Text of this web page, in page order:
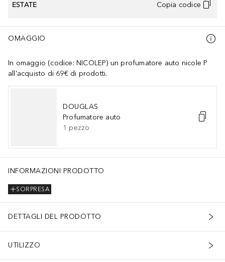
ESTATE Copia codice
OMAGGIO
In omaggio (codice: NICOLEP) un profumatore auto nicole P
all'acquisto di 69€ di prodotti.
DOUGLAS
Profumatore auto
1 pezzo
INFORMAZIONI PRODOTTO
SORPRESA
DETTAGLI DEL PRODOTTO
UTILIZZO